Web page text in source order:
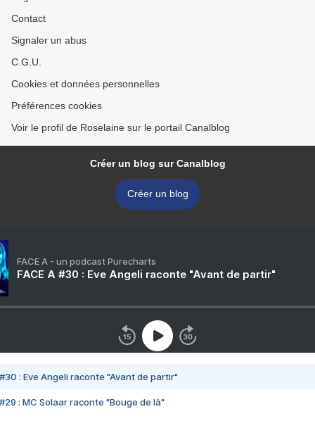
Contact
Signaler un abus
C.G.U.
Cookies et données personnelles
Préférences cookies
Voir le profil de Roselaine sur le portail Canalblog
Créer un blog sur Canalblog
Créer un blog
FACE A - un podcast Purecharts
FACE A #30 : Eve Angeli raconte "Avant de partir"
#30 : Eve Angeli raconte "Avant de partir"
#29 : MC Solaar raconte "Bouge de là"